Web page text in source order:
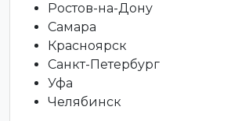
Ростов-на-Дону
Самара
Красноярск
Санкт-Петербург
Уфа
Челябинск